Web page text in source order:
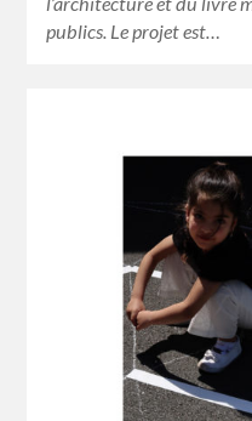
publics. Le projet est…